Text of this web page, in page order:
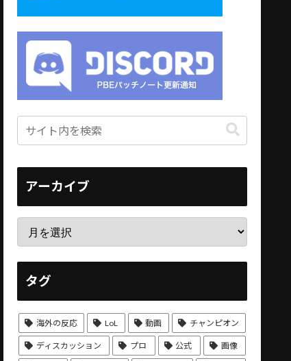
アーカイブ
タグ
海外の反応 LoL 動画 チャンピオン
ディスカッション プロ 公式 画像